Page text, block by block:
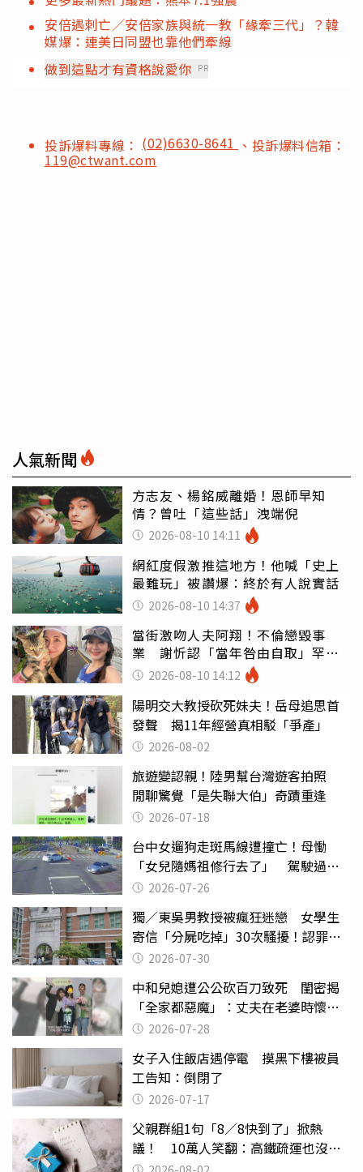
安倍遇刺亡／安倍家族與統一教「緣牽三代」？韓
媒爆：連美日同盟也靠他們牽線
做到這點才有資格說愛你 PR
投訴爆料專線： (02)6630-8641 、投訴爆料信箱：
119@ctwant.com
人氣新聞
方志友、楊銘威離婚！恩師早知
情？曾吐「這些話」洩端倪
2026-08-10 14:11
網紅度假激推這地方！他喊「史上
最難玩」被讚爆：終於有人說實話
2026-08-10 14:37
當街激吻人夫阿翔！不倫戀毀事
業 謝忻認「當年咎由自取」罕吐
心聲2026-08-10 14:12
陽明交大教授砍死妹夫！岳母追思首
發聲 揭11年經營真相駁「爭產」
2026-08-02
旅遊變認親！陸男幫台灣遊客拍照
閒聊驚覺「是失聯大伯」奇蹟重逢
2026-07-18
台中女遛狗走斑馬線遭撞亡！母慟
「女兒隨媽祖修行去了」 駕駛過失
致死判9月
2026-07-26
獨／東吳男教授被瘋狂迷戀 女學生
寄信「分屍吃掉」30次騷擾！認罪免
關 2026-07-30
中和兒媳遭公公砍百刀致死 閨密揭
「全家都惡魔」：丈夫在老婆時懷孕
摔東西
2026-07-28
女子入住飯店遇停電 摸黑下樓被員
工告知：倒閉了
2026-07-17
父親群組1句「8／8快到了」掀熱
議！ 10萬人笑翻：高鐵疏運也沒列
父親節